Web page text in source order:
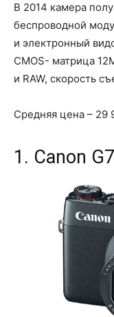
В 2014 камера
беспроводной
и электронный
CMOS- матрица
и RAW, скорость
Средняя цена – 29
1. Canon